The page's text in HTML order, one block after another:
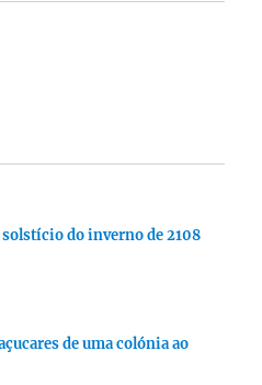
do inverno de 2108
de uma colónia ao